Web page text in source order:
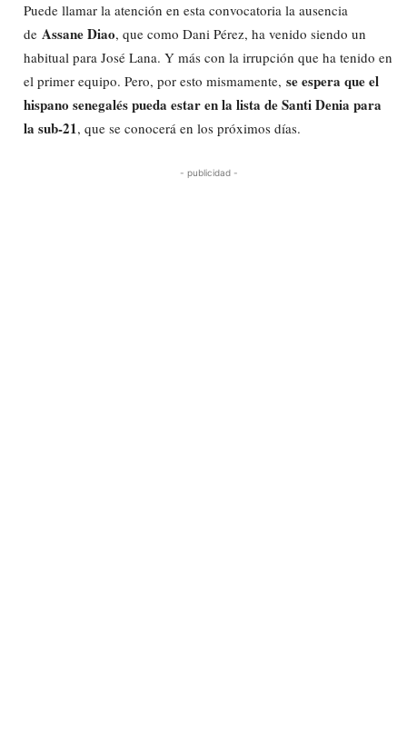
Puede llamar la atención en esta convocatoria la ausencia
de Assane Diao, que como Dani Pérez, ha venido siendo un
habitual para José Lana. Y más con la irrupción que ha tenido en
el primer equipo. Pero, por esto mismamente, se espera que el
hispano senegalés pueda estar en la lista de Santi Denia para
la sub-21, que se conocerá en los próximos días.
- publicidad -